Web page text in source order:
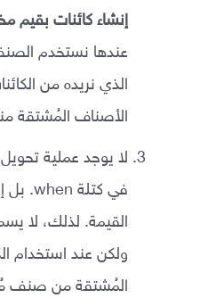
إنشاء كائنات بقيم
عندها نستخدم
الذي نريده من
الأصناف المُشتقة
المُشتقة من صنف